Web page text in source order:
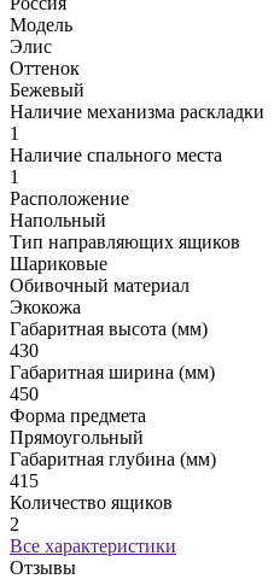
Модель
Элис
Оттенок
Бежевый
Наличие механизма раскладки
1
Наличие спального места
1
Расположение
Напольный
Тип направляющих ящиков
Шариковые
Обивочный материал
Экокожа
Габаритная высота (мм)
430
Габаритная ширина (мм)
450
Форма предмета
Прямоугольный
Габаритная глубина (мм)
415
Количество ящиков
2
Все характеристики
Отзывы